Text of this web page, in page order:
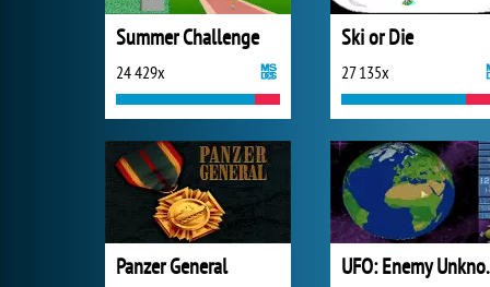
Summer Challenge
24 429x
Ski or Die
27 135x
Panzer General